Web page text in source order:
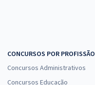
CONCURSOS POR PROFISSÃO
Concursos Administrativos
Concursos Educação